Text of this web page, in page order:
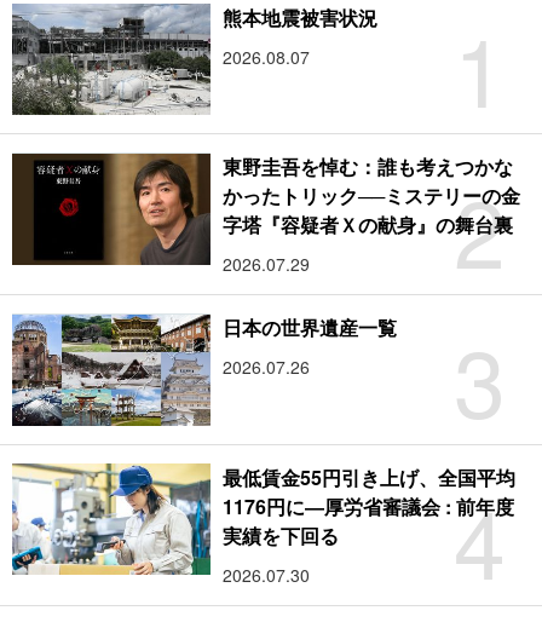
1
熊本地震被害状況
2026.08.07
2
東野圭吾を悼む：誰も考えつかな
かったトリック──ミステリーの金
字塔『容疑者Ｘの献身』の舞台裏
2026.07.29
3
日本の世界遺産一覧
2026.07.26
4
最低賃金55円引き上げ、全国平均
1176円に―厚労省審議会 : 前年度
実績を下回る
2026.07.30